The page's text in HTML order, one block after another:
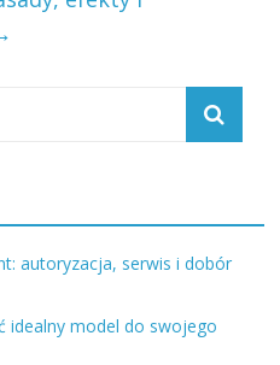
autoryzacja, serwis i dobór
idealny model do swojego